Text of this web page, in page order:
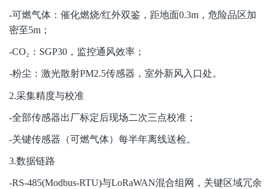
-可燃气体：催化燃烧/红外双鉴，距地面0.3m，危险品区加
密至5m；
-CO₂ ：SGP30，监控通风效率；
-粉尘：激光散射PM2.5传感器，室外新风入口处。
2.采集精度与校准
-全部传感器出厂标定后现场二次三点校准；
-关键传感器（可燃气体）每半年离线送检。
3.数据链路
-RS-485(Modbus-RTU)与LoRaWAN混合组网，关键区域冗余